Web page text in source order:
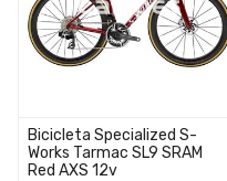
Bicicleta Specialized S-
Works Tarmac SL9 SRAM
Red AXS 12v